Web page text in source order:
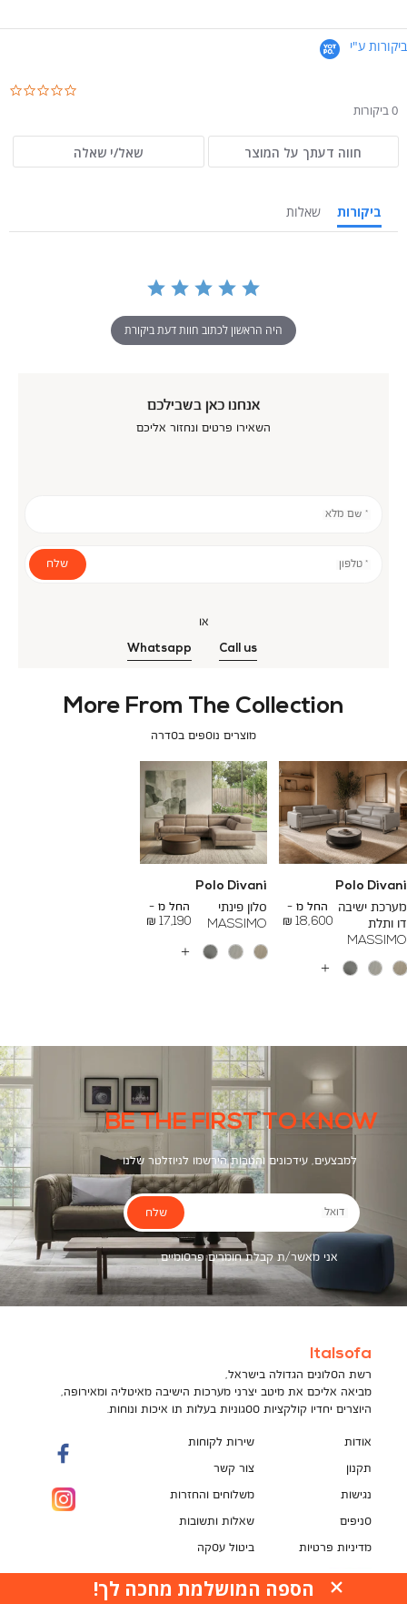
ביקורות ע"י
0 ביקורות
חווה דעתך על המוצר שאל/י שאלה
ביקורות שאלות
היה הראשון לכתוב חוות דעת ביקורת
אנחנו כאן בשבילכם
השאירו פרטים ונחזור אליכם
* שם מלא
* טלפון שלח
או
Call us
Whatsapp
More From The Collection
מוצרים נוספים בסדרה
Polo Divani
מערכת ישיבה
דו ותלת
MASSIMO
החל מ -
18,600 ₪
To
24,000 ₪
עוד
Polo Divani
סלון פינתי
MASSIMO
החל מ -
17,190 ₪
To
26,000 ₪
עוד
BE THE FIRST TO KNOW
למבצעים, עידכונים והטבות הירשמו לניוזלטר שלנו
דואל
אני מאשר/ת קבלת חומרים פרסומיים
שלח
Italsofa
רשת הסלונים הגדולה בישראל,
מביאה אליכם את מיטב יצרני מערכות הישיבה מאיטליה ומאירופה,
היוצרים יחדיו קולקציות ססגוניות בעלות תו איכות ונוחות.
אודות
תקנון
נגישות
סניפים
מדיניות פרטיות
שירות לקוחות
צור קשר
משלוחים והחזרות
שאלות ותשובות
ביטול עסקה
תקנון מועדון לקוחות
האתר עושה שימוש בקובצי עוגיות (Cookies) למטרות
הספה המושלמת מחכה לך!